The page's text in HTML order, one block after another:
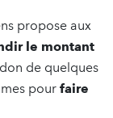
propose aux
le montant
de quelques
pour faire